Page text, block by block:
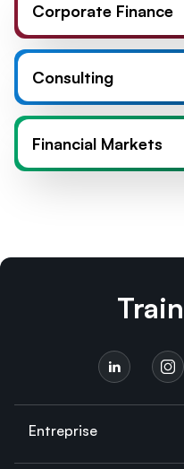
Corporate Finance
Consulting
Financial Markets
Entreprise